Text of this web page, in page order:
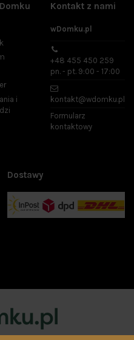
i
Kontakt z nami
wDomku.pl
+48 455 450 259
pn. - pt. 9:00 - 17:00
kontakt@wdomku.pl
Formularz
kontaktowy
Dostawy